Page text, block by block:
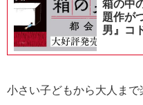
箱の中
題作が
男』コ
小さい子どもから大人まで